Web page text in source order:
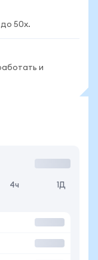
50x.
и
4ч 1Д